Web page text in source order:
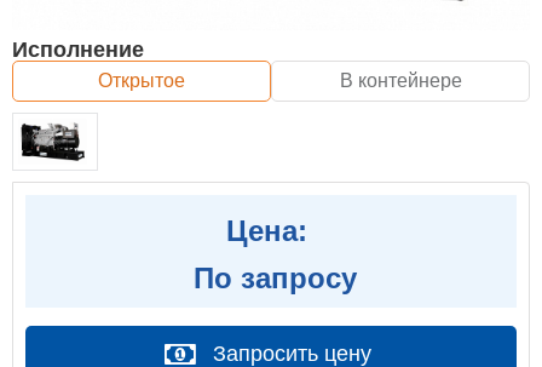
Исполнение
Открытое В контейнере
Цена:
По запросу
Запросить цену